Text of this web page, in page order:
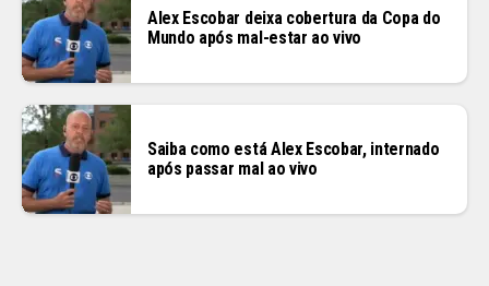
Alex Escobar deixa cobertura da Copa do
Mundo após mal-estar ao vivo
Saiba como está Alex Escobar, internado
após passar mal ao vivo